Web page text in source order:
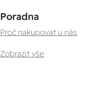
Poradna
Proč nakupovat u nás
Zobrazit vše